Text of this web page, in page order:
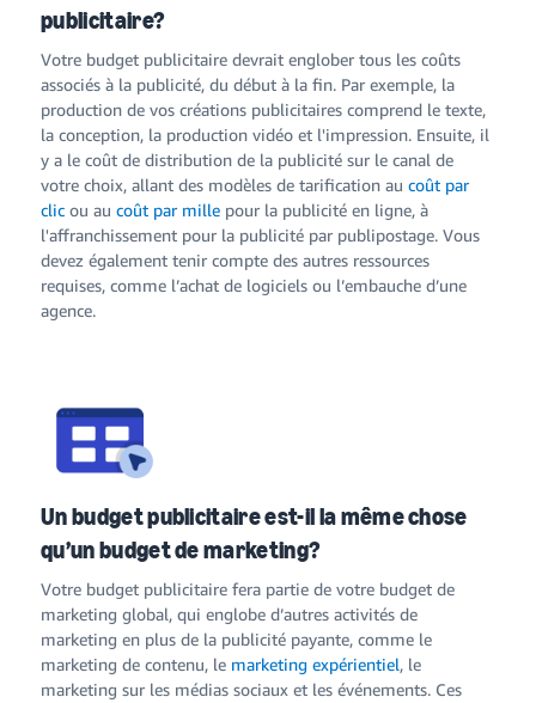
publicitaire?
Votre budget publicitaire devrait englober tous les coûts
associés à la publicité, du début à la fin. Par exemple, la
production de vos créations publicitaires comprend le texte,
la conception, la production vidéo et l'impression. Ensuite, il
y a le coût de distribution de la publicité sur le canal de
votre choix, allant des modèles de tarification au coût par
clic ou au coût par mille pour la publicité en ligne, à
l'affranchissement pour la publicité par publipostage. Vous
devez également tenir compte des autres ressources
requises, comme l’achat de logiciels ou l’embauche d’une
agence.
Un budget publicitaire est-il la même chose
qu’un budget de marketing?
Votre budget publicitaire fera partie de votre budget de
marketing global, qui englobe d’autres activités de
marketing en plus de la publicité payante, comme le
marketing de contenu, le marketing expérientiel, le
marketing sur les médias sociaux et les événements. Ces